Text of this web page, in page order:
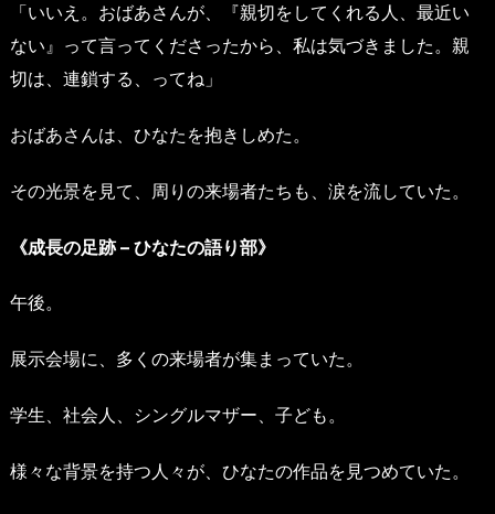
「いいえ。おばあさんが、『親切をしてくれる人、最近い
ない』って言ってくださったから、私は気づきました。親
切は、連鎖する、ってね」
おばあさんは、ひなたを抱きしめた。
その光景を見て、周りの来場者たちも、涙を流していた。
《成長の足跡 – ひなたの語り部》
午後。
展示会場に、多くの来場者が集まっていた。
学生、社会人、シングルマザー、子ども。
様々な背景を持つ人々が、ひなたの作品を見つめていた。